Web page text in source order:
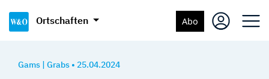
Ortschaften Abo
Gams | Grabs • 25.04.2024